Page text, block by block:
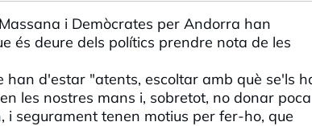
i Demòcrates per Andorra han
és deure dels polítics prendre nota de les
han d'estar "atents, escoltar amb què se'ls
les nostres mans i, sobretot, no donar poca
segurament tenen motius per fer-ho, que